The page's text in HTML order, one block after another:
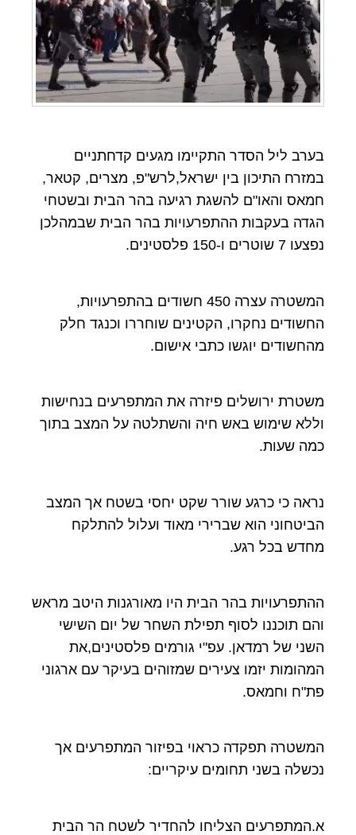
בערב ליל הסדר התקיימו מגעים קדחתניים
במזרח התיכון בין ישראל,לרש"פ, מצרים, קטאר,
חמאס והאו"ם להשגת רגיעה בהר הבית ובשטחי
הגדה בעקבות ההתפרעויות בהר הבית שבמהלכן
נפצעו 7 שוטרים ו-150 פלסטינים.
המשטרה עצרה 450 חשודים בהתפרעויות,
החשודים נחקרו, הקטינים שוחררו וכנגד חלק
מהחשודים יוגשו כתבי אישום.
משטרת ירושלים פיזרה את המתפרעים בנחישות
וללא שימוש באש חיה והשתלטה על המצב בתוך
כמה שעות.
נראה כי כרגע שורר שקט יחסי בשטח אך המצב
הביטחוני הוא שברירי מאוד ועלול להתלקח
מחדש בכל רגע.
ההתפרעויות בהר הבית היו מאורגנות היטב מראש
והם תוכננו לסוף תפילת השחר של יום השישי
השני של רמדאן. עפ"י גורמים פלסטינים,את
המהומות יזמו צעירים שמזוהים בעיקר עם ארגוני
פת"ח וחמאס.
המשטרה תפקדה כראוי בפיזור המתפרעים אך
נכשלה בשני תחומים עיקריים:
א.המתפרעים הצליחו להחדיר לשטח הר הבית